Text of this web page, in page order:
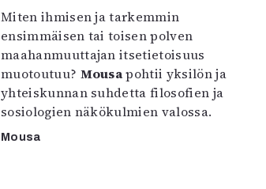
Miten ihmisen ja tarkemmin
ensimmäisen tai toisen polven
maahanmuuttajan itsetietoisuus
muotoutuu? Mousapohtii yksilön ja
yhteiskunnan suhdetta filosofien ja
sosiologien näkökulmien valossa.
Mousa